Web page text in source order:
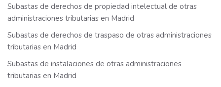
Subastas de derechos de propiedad intelectual de otras
administraciones tributarias en Madrid
Subastas de derechos de traspaso de otras administraciones
tributarias en Madrid
Subastas de instalaciones de otras administraciones
tributarias en Madrid